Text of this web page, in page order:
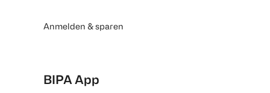
Anmelden & sparen
BIPA App